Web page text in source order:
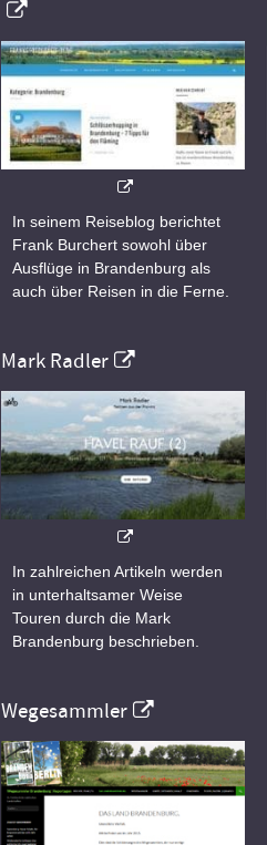
In seinem Reiseblog berichtet
Frank Burchert sowohl über
Ausflüge in Brandenburg als
auch über Reisen in die Ferne.
Mark Radler
In zahlreichen Artikeln werden
in unterhaltsamer Weise
Touren durch die Mark
Brandenburg beschrieben.
Wegesammler